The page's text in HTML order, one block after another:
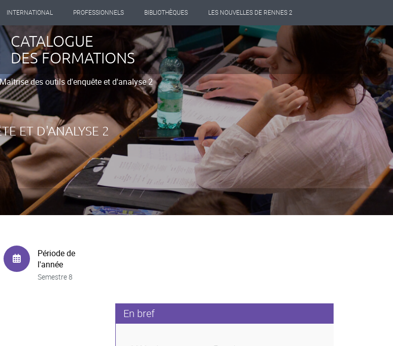
INTERNATIONAL PROFESSIONNELS BIBLIOTHÈQUES LES NOUVELLES DE RENNES 2
CATALOGUE
DES FORMATIONS
des outils d'enquête et d'analyse 2
ET D'ANALYSE 2
Période de
l'année
Semestre 8
En bref